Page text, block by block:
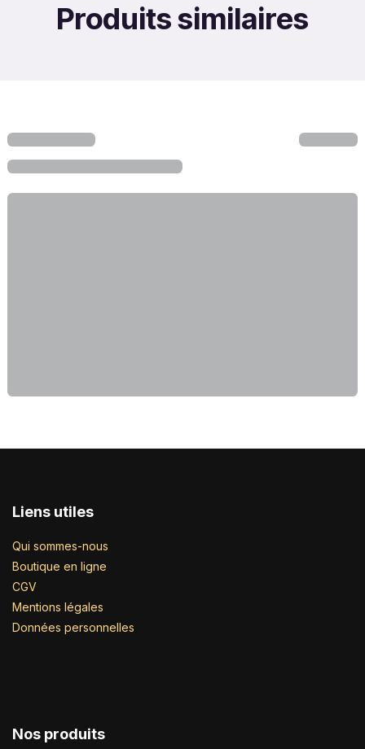
Produits similaires
Liens utiles
Qui sommes-nous
Boutique en ligne
CGV
Mentions légales
Données personnelles
Nos produits